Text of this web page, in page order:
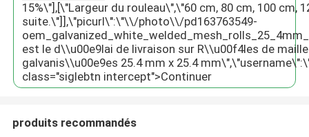
15%\"],[\"Largeur du rouleau\",\"60 cm, 80 cm, 100 cm,
suite.\"]],\"picurl\":\"\\/photo\\/pd163763549-
est le d\\u00e9lai de livraison sur R\\u00f4les de
galvanis\\u00e9es 25.4 mm x 25.4
class="siglebtn intercept">Continuer
produits recommandés